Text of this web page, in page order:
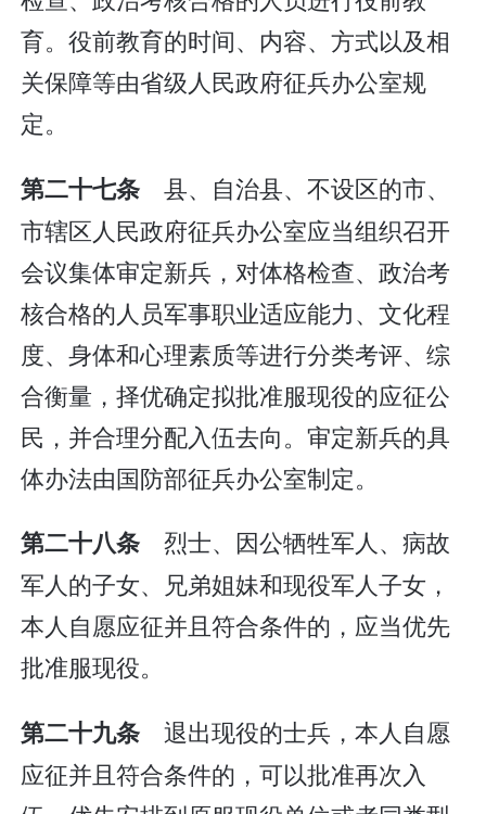
育。役前教育的时间、内容、方式以及相
关保障等由省级人民政府征兵办公室规
定。
第二十七条 县、自治县、不设区的市、
市辖区人民政府征兵办公室应当组织召开
会议集体审定新兵，对体格检查、政治考
核合格的人员军事职业适应能力、文化程
度、身体和心理素质等进行分类考评、综
合衡量，择优确定拟批准服现役的应征公
民，并合理分配入伍去向。审定新兵的具
体办法由国防部征兵办公室制定。
第二十八条 烈士、因公牺牲军人、病故
军人的子女、兄弟姐妹和现役军人子女，
本人自愿应征并且符合条件的，应当优先
批准服现役。
第二十九条 退出现役的士兵，本人自愿
应征并且符合条件的，可以批准再次入